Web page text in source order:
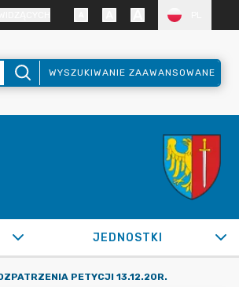
WYSZUKIWANIE ZAAWANSOWANE
JEDNOSTKI
PETYCJI 13.12.20R.